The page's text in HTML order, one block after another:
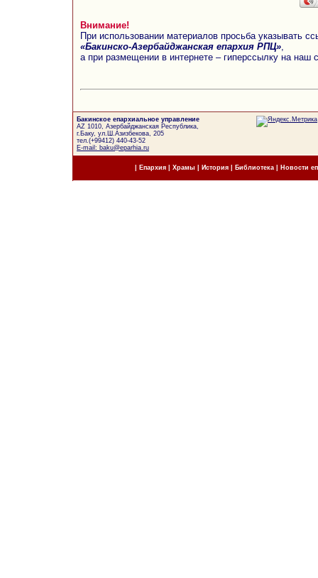
Внимание!
При использовании материалов просьба указывать
«Бакинско-Азербайджанская епархия РПЦ»
а при размещении в интернете – гиперссылку на наш
Бакинское епархиальное управление
AZ 1010, Азербайджанская Республика,
г.Баку, ул.Ш.Азизбекова, 205
тел.(+99412) 440-43-52
E-mail: baku@eparhia.ru
Епархия| Храмы История| Библиотека Новости